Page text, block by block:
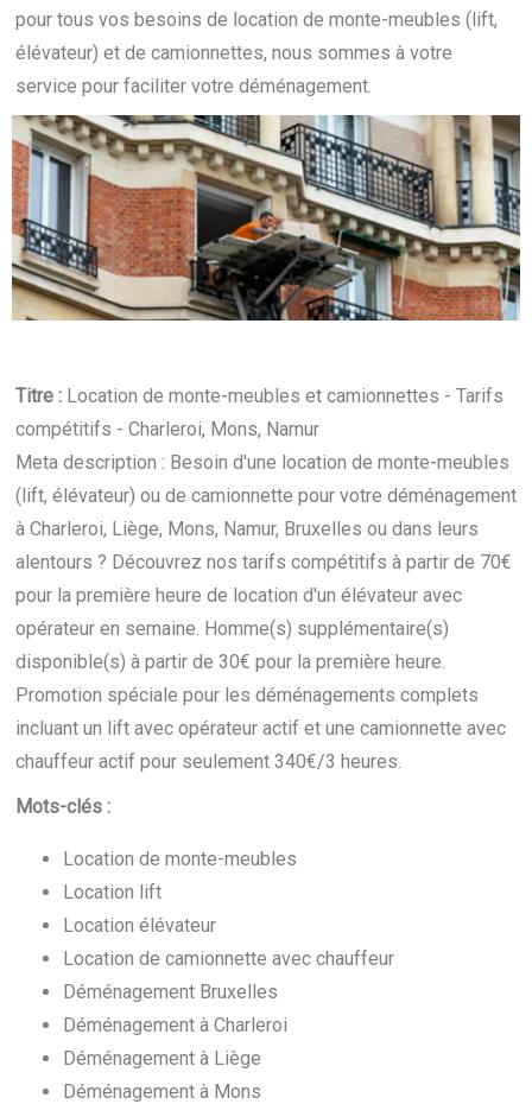
pour tous vos besoins de location de monte-meubles (lift,
élévateur) et de camionnettes, nous sommes à votre
service pour faciliter votre déménagement.
Titre : Location de monte-meubles et camionnettes - Tarifs
compétitifs - Charleroi, Mons, Namur
Meta description : Besoin d'une location de monte-meubles
(lift, élévateur) ou de camionnette pour votre déménagement
à Charleroi, Liège, Mons, Namur, Bruxelles ou dans leurs
alentours ? Découvrez nos tarifs compétitifs à partir de 70€
pour la première heure de location d'un élévateur avec
opérateur en semaine. Homme(s) supplémentaire(s)
disponible(s) à partir de 30€ pour la première heure.
Promotion spéciale pour les déménagements complets
incluant un lift avec opérateur actif et une camionnette avec
chauffeur actif pour seulement 340€/3 heures.
Mots-clés :
Location de monte-meubles
Location lift
Location élévateur
Location de camionnette avec chauffeur
Déménagement Bruxelles
Déménagement à Charleroi
Déménagement à Liège
Déménagement à Mons